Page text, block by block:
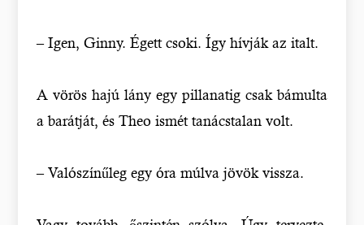
– Igen, Ginny. Égett csoki. Így hívják az italt.
A vörös hajú lány egy pillanatig csak bámulta
a barátját, és Theo ismét tanácstalan volt.
– Valószínűleg egy óra múlva jövök vissza.